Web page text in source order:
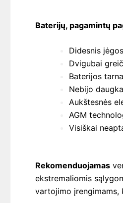
Baterijų, pagamintų
Didesnis
Dvigubai
Baterijos
Nebijo
Aukštesnės
AGM
Visiškai
Rekomenduojamas
ekstremaliomis
vartojimo įrengimams,